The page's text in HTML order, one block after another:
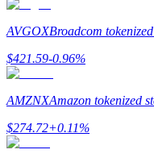
Handelsstrategieën
Leer hoe u
AVGOXBroadcom
$421.59-0.96%
AMZNXAmazon tokenized
$274.72+0.11%